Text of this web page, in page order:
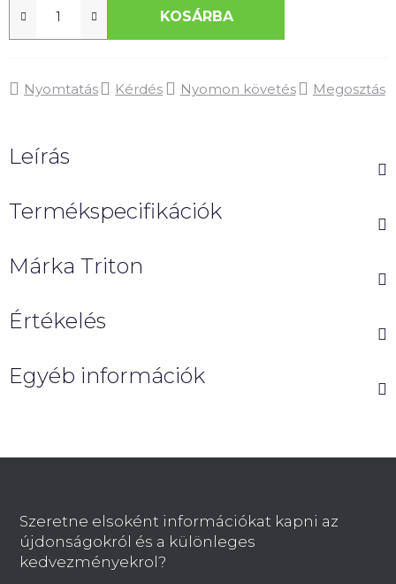
KOSÁRBA
Nyomtatás Kérdés Nyomon követés Megosztás
Leírás
Termékspecifikációk
Márka Triton
Értékelés
Egyéb információk
Szeretne elsoként információkat kapni az
újdonságokról és a különleges
kedvezményekrol?